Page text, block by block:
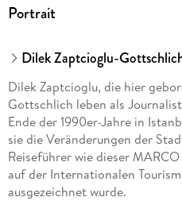
Portrait
Dilek Zaptcioglu-
Dilek Zaptcioglu, die hier
Gottschlich leben als
Ende der 1990er-Jahre in
sie die Veränderungen der
Reiseführer wie dieser
auf der Internationalen
ausgezeichnet wurde.